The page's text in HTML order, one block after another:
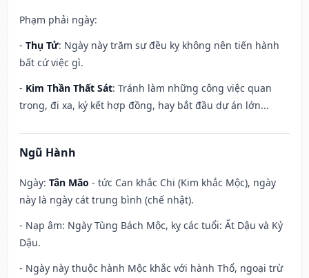
Phạm phải ngày:
- Thụ Tử: Ngày này trăm sự đều kỵ không nên tiến hành
bất cứ việc gì.
- Kim Thần Thất Sát: Tránh làm những công việc quan
trọng, đi xa, ký kết hợp đồng, hay bắt đầu dự án lớn...
Ngũ Hành
Ngày: Tân Mão - tức Can khắc Chi (Kim khắc Mộc), ngày
này là ngày cát trung bình (chế nhật).
- Nạp âm: Ngày Tùng Bách Mộc, kỵ các tuổi: Ất Dậu và Kỷ
Dậu.
- Ngày này thuộc hành Mộc khắc với hành Thổ, ngoại trừ